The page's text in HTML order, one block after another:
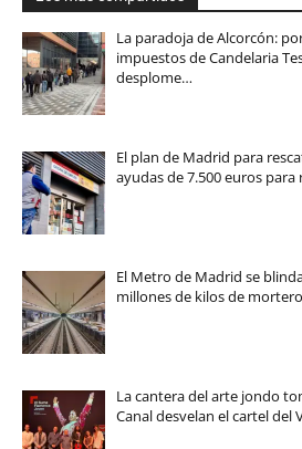
La paradoja de Alcorcón:
impuestos de Candelaria
desplome…
El plan de Madrid para
ayudas de 7.500 euros
El Metro de Madrid se
millones de kilos de
La cantera del arte jondo
Canal desvelan el cartel del